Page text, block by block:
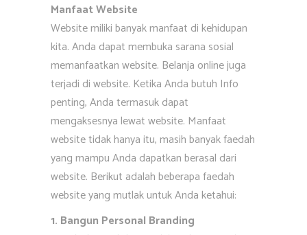
Manfaat Website
Website miliki banyak manfaat di kehidupan
kita. Anda dapat membuka sarana sosial
memanfaatkan website. Belanja online juga
terjadi di website. Ketika Anda butuh Info
penting, Anda termasuk dapat
mengaksesnya lewat website. Manfaat
website tidak hanya itu, masih banyak faedah
yang mampu Anda dapatkan berasal dari
website. Berikut adalah beberapa faedah
website yang mutlak untuk Anda ketahui:
1. Bangun Personal Branding